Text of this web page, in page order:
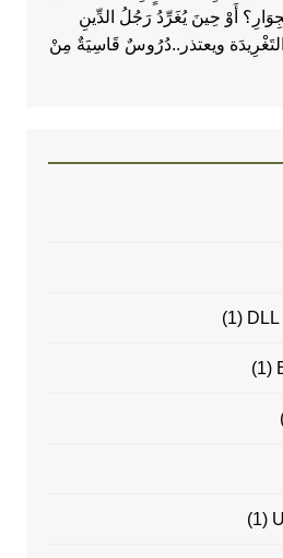
أَوْ حِينَ يُغَرِّدُ رَجُلُ الدِّينِ
ويعتذر..دُرُوسٌ قَاسِيَةٌ مِنْ
(1)
(1)
(1)